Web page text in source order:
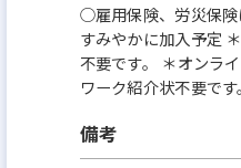
○雇用保険、労災保
すみやかに加入予定
不要です。 ＊オンラ
ワーク紹介状不要で
備考